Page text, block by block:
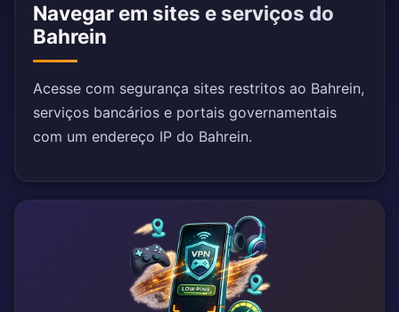
Navegar em sites e serviços do
Bahrein
Acesse com segurança sites restritos ao Bahrein,
serviços bancários e portais governamentais
com um endereço IP do Bahrein.